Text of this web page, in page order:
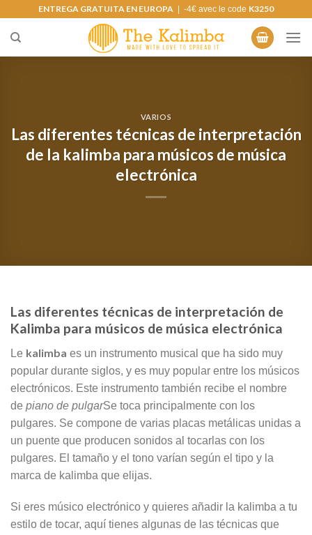
contenido
ENTREGA GRATUITA EN EUROPA | -4€ avec le code K3250
VARIOS
Las diferentes técnicas de interpretación
de la kalimba para músicos de música
electrónica
Las diferentes técnicas de interpretación de
Kalimba para músicos de música electrónica
Le kalimba es un instrumento musical que ha sido muy
popular durante siglos, y es muy popular entre los músicos
electrónicos. Este instrumento también recibe el nombre
de piano de pulgarSe toca principalmente con los
pulgares. Se compone de varias placas metálicas unidas a
un puente que producen sonidos al tocarlas con los
pulgares. El tamaño y el tono varían según el tipo y la
marca de kalimba que elijas.
Si eres músico electrónico y quieres añadir la kalimba a tu
estilo de tocar, aquí tienes algunas de las técnicas que